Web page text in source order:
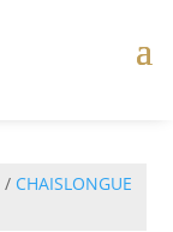
/ CHAISLONGUE